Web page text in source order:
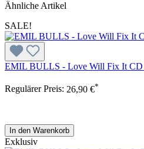
Ähnliche Artikel
SALE!
EMIL BULLS - Love Will Fix It
Regulärer Preis: 26,90 €*
In den Warenkorb
Exklusiv